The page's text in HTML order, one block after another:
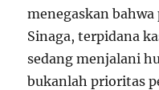
menegaskan
Sinaga, terpidana
sedang menjalani
bukanlah prioritas